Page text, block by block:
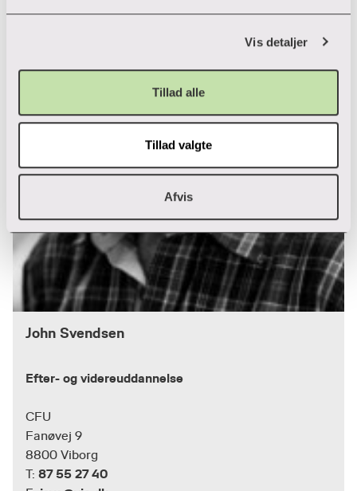
Vis detaljer
Tillad alle
Tillad valgte
Afvis
John Svendsen
Efter- og videreuddannelse
CFU
Fanøvej 9
8800 Viborg
T: 87 55 27 40